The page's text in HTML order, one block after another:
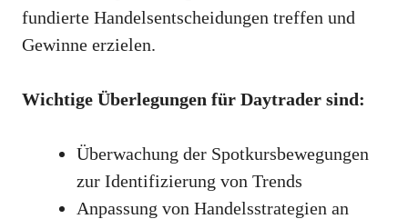
fundierte Handelsentscheidungen treffen und
Gewinne erzielen.
Wichtige Überlegungen für Daytrader sind:
Überwachung der Spotkursbewegungen
zur Identifizierung von Trends
Anpassung von Handelsstrategien an